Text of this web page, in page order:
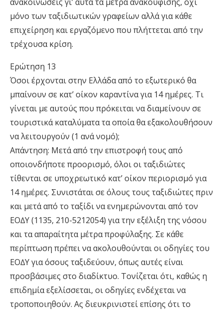
µόνο των ταξιδιωτικών γραφείων αλλά για κάθε
επιχείρηση και εργαζόµενο που πλήττεται από την
τρέχουσα κρίση.
Ερώτηση 13
Όσοι έρχονται στην Ελλάδα από το εξωτερικό θα
µπαίνουν σε κατ’ οίκον καραντίνα για 14 ηµέρες. Τι
γίνεται µε αυτούς που πρόκειται να διαµείνουν σε
τουριστικά καταλύµατα τα οποία θα εξακολουθήσουν
να λειτουργούν (1 ανά νοµό);
Απάντηση: Μετά από την επιστροφή τους από
οποιονδήποτε προορισµό, όλοι οι ταξιδιώτες
τίθενται σε υποχρεωτικό κατ’ οίκον περιορισµό για
14 ηµέρες. Συνιστάται σε όλους τους ταξιδιώτες πριν
και µετά από το ταξίδι να ενηµερώνονται από τον
ΕΟ∆Υ (1135, 210-5212054) για την εξέλιξη της νόσου
και τα απαραίτητα µέτρα προφύλαξης. Σε κάθε
περίπτωση πρέπει να ακολουθούνται οι οδηγίες του
ΕΟ∆Υ για όσους ταξιδεύουν, όπως αυτές είναι
προσβάσιµες στο διαδίκτυο. Τονίζεται ότι, καθώς η
επιδηµία εξελίσσεται, οι οδηγίες ενδέχεται να
τροποποιηθούν. Ας διευκρινιστεί επίσης ότι το